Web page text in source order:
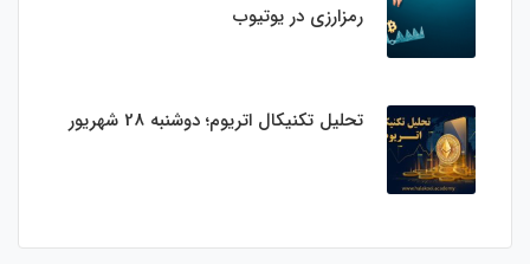
رمزارزی در یوتیوب
تحلیل تکنیکال اتریوم؛ دوشنبه 28 شهریور